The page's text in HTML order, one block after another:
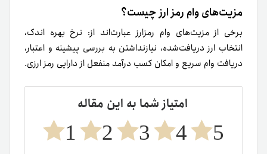
مزیت‌های وام رمز ارز چیست؟
برخی از مزیت‌های وام رمزارز عبارت‌اند از: نرخ بهره اندک،
انتخاب ارز دریافت‌شده، نیاز‌نداشتن به بررسی پیشینه و اعتبار،
دریافت وام سریع و امکان کسب درآمد منفعل از دارایی رمز ارزی.
امتیاز شما به این مقاله
5
4
3
2
1